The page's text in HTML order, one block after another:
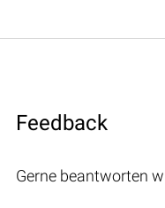
Feedback
Gerne beantworten